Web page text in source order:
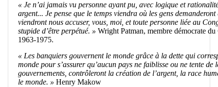
« Je n’ai jamais vu personne ayant pu, avec logique et
argent... Je pense que le temps viendra où les gens
viendront nous accuser, vous, moi, et toute personne liée au
stupide d’être perpétué. » Wright Patman, membre démocrate
1963-1975.
« Les banquiers gouvernent le monde grâce à la dette qui
monde pour s’assurer qu’aucun pays ne faiblisse ou ne tente
gouvernements, contrôleront la création de l’argent, la race
le monde. » Henry Makow